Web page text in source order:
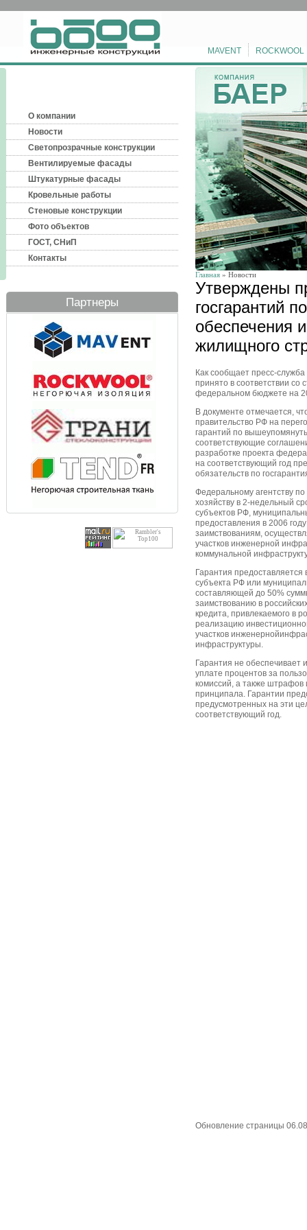
MAVENT ROCKWOOL
О компании
Новости
Светопрозрачные конструкции
Вентилируемые фасады
Штукатурные фасады
Кровельные работы
Стеновые конструкции
Фото объектов
ГОСТ, СНиП
Контакты
Партнеры
Главная » Новости
Утверждены
госгарантий
обеспечения
жилищного
Как сообщает пресс-
принято в соответствии со
федеральном бюджете на
В документе отмечается,
правительство РФ на
гарантий по
соответствующие
разработке проекта
на соответствующий год
обязательств по
Федеральному агентству
хозяйству в 2-недельный
субъектов РФ,
предоставления в 2006
заимствованиям,
участков инженерной
коммунальной
Гарантия
субъекта РФ или
составляющей до 50%
заимствованию в
кредита, привлекаемого в
реализацию
участков
инфраструктуры.
Гарантия не обеспечивает
уплате процентов за
комиссий, а также штрафов
принципала. Гарантии
предусмотренных на эти
соответствующий год.
Обновление страницы